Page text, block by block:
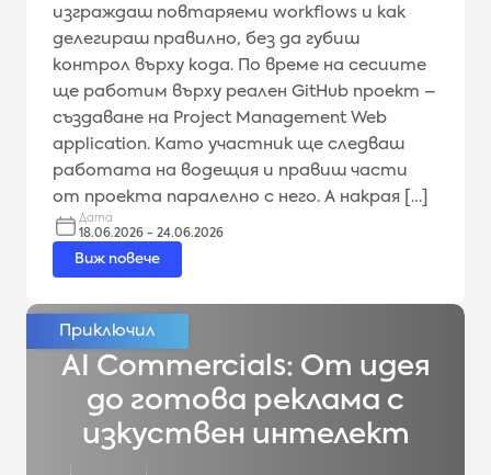
изграждаш повтаряеми workflows и как
делегираш правилно, без да губиш
контрол върху кода. По време на сесиите
ще работим върху реален GitHub проект –
създаване на Project Management Web
application. Като участник ще следваш
работата на водещия и правиш части
от проекта паралелно с него. А накрая […]
Дата
18.06.2026 - 24.06.2026
Виж повече
AI Commercials: От идея
до готова реклама с
изкуствен интелект